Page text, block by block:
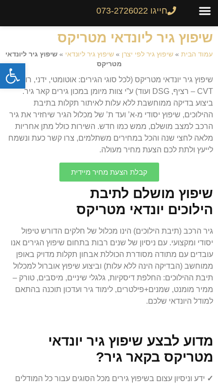
חייגו 073-2726022
שיפוץ גיר ליונדאי מטריקס
עמוד הבית » שיפוץ גיר לפי יצרן » שיפוץ גיר ליונדאי » שיפוץ גיר ליונדאי
מטריקס
שיפוץ גיר יונדאי מטריקס (לכל סוגי הגירים: אוטומטי, ידני, רובוטי,
CVT – רציף, DSG ועוד) ע”י צוות מיומן במכון גירים קאר גיר.
ביצוע בדיקה ממוחשבת ללא עלות לאיתור תקלות בתיבת
ההילוכים, שיפוץ יסודי מ-א’ ועד ת’ של מכלול הגיר שיחזיר את גיר
הרכב למצב מושלם, ממש כמו חדש. השירות כולל מתן אחריות
מלאה לחצי שנה והכל במחירים משתלמים, צרו קשר כעת ונשמח
לייעץ ולתת לכם הצעת מחיר מעולה.
קבלת הצעת מחיר מיידית
שיפוץ מושלם לתיבת
הילוכים יונדאי מטריקס
גיר הרכב (תיבת הילוכים) הינו מכלול של חלקים הדורש טיפול
יסודי ומקצועי. עם ניסיון של שנים רבות בתחום שיפוץ הגירים אנו
עובדים עם מתודה מסודרת הכוללת אבחון תקלות מדויק באופן
ממוחשב (הבדיקה הינה ללא עלות) וביצוע שיפוץ אוברול למכלול
תיבת ההילוכים: החלפת דיסקיות, גלגלי שיניים, מיסבים, טורק –
ממיר מומנט, שמנים+פילטרים, לימוד גיר ועדכון תוכנה בהתאם
למודל היונדאי שלכם.
מדוע לבצע שיפוץ גיר יונדאי
מטריקס בקאר גיר?
✓ ידע וניסיון עצום בשיפוץ גירים מכל הסוגים עבור כל המודלים